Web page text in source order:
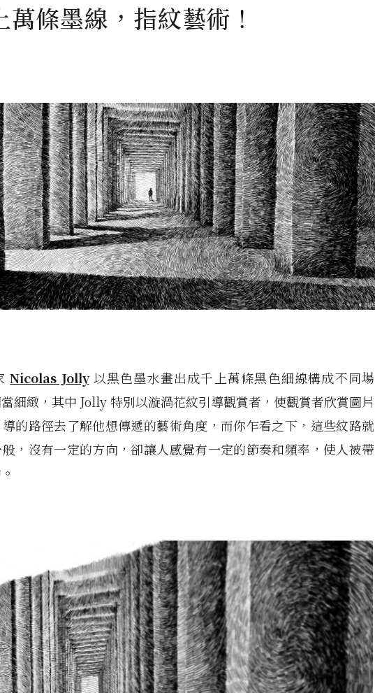
萬條墨線，指紋藝術！
Nicolas Jolly以黑色墨水畫出成千上萬條黑色細線構成不同場
細緻，其中 Jolly 特別以漩渦花紋引導觀賞者，使觀賞者欣賞圖片
的路徑去了解他想傳遞的藝術角度，而你乍看之下，這些紋路就
，沒有一定的方向，卻讓人感覺有一定的節奏和頻率，使人被帶